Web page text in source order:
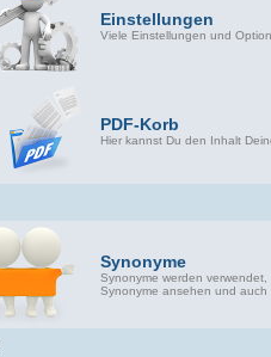
Einstellungen
Viele Einstellungen und
PDF-Korb
Hier kannst Du den Inhalt
Synonyme
Synonyme werden
Synonyme ansehen und auch